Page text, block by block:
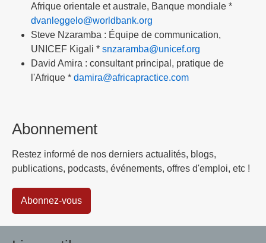
Afrique orientale et australe, Banque mondiale *
dvanleggelo@worldbank.org
Steve Nzaramba : Équipe de communication,
UNICEF Kigali * snzaramba@unicef.org
David Amira : consultant principal, pratique de
l'Afrique * damira@africapractice.com
Abonnement
Restez informé de nos derniers actualités, blogs,
publications, podcasts, événements, offres d'emploi, etc !
Abonnez-vous